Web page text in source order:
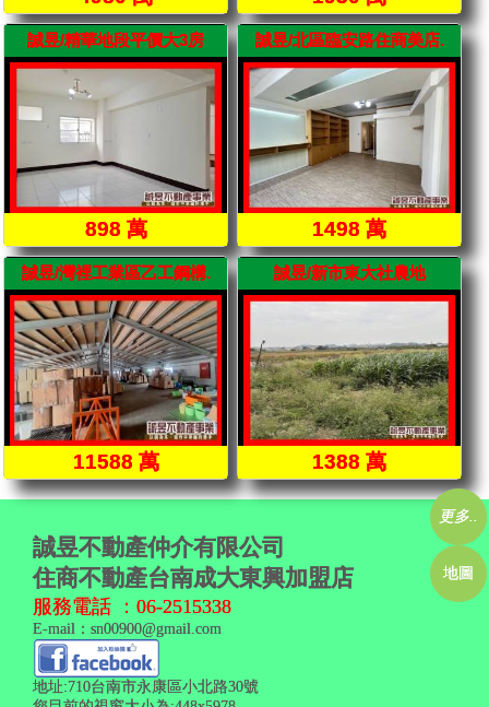
誠昱/精華地段平價大3房
898 萬
誠昱/北區臨安路住商美店.
1498 萬
誠昱/灣裡工業區乙工鋼構.
11588 萬
誠昱/新市東大社農地
1388 萬
誠昱不動產仲介有限公司
住商不動產台南成大東興加盟店
服務電話 ： 06-2515338
E-mail： sn00900@gmail.com
地址:710台南市永康區小北路30號
更多..
地圖